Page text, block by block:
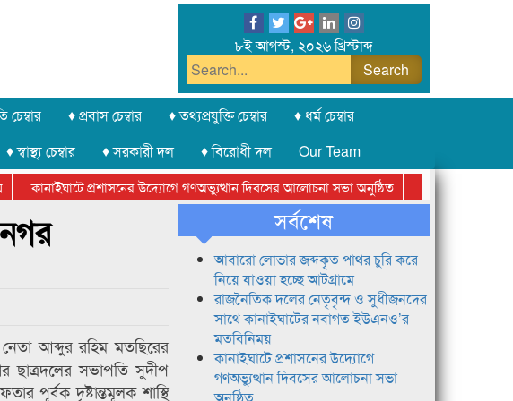
৮ই আগস্ট, ২০২৬ খ্রিস্টাব্দ
চেম্বার ♦ প্রবাস চেম্বার ♦ তথ্যপ্রযুক্তি চেম্বার
♦ ধর্ম চেম্বার
♦ স্বাস্থ্য চেম্বার ♦ সরকারী দল ♦ বিরোধী দল
Our Team
কানাইঘাটে প্রশাসনের উদ্যোগে গণঅভ্যুত্থান দিবসের আলোচনা সভা অনুষ্ঠিত
সিলেট অনলাইন
আব্দুর রহিম মতছিরের
ছাত্রদলের সভাপতি সুদীপ
পূর্বক দৃষ্টান্তমূলক শাস্থি
সর্বশেষ
আবারো লোভার জব্দকৃত পাথর চুরি করে
নিয়ে যাওয়া হচ্ছে আটগ্রামে
রাজনৈতিক দলের নেতৃবৃন্দ ও সুধীজনদের
সাথে কানাইঘাটের নবাগত ইউএনও’র
মতবিনিময়
কানাইঘাটে প্রশাসনের উদ্যোগে
গণঅভ্যুত্থান দিবসের আলোচনা সভা